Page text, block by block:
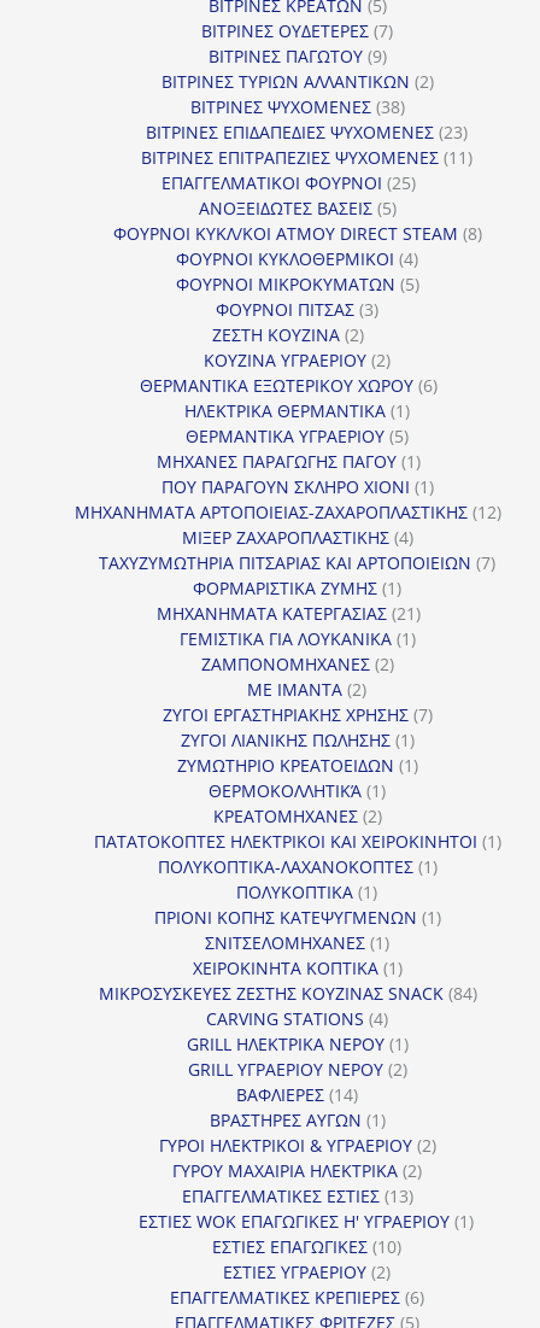
ΒΙΤΡΙΝΕΣ ΚΡΕΑΤΩΝ 5
προϊόντα
ΒΙΤΡΙΝΕΣ ΟΥΔΕΤΕΡΕΣ 77
ΒΙΤΡΙΝΕΣ ΠΑΓΩΤΟΥ 99
προϊόντα
ΒΙΤΡΙΝΕΣ ΤΥΡΙΩΝ ΑΛΛΑΝΤΙΚΩΝ 22
ΒΙΤΡΙΝΕΣ ΨΥΧΟΜΕΝΕΣ 3838
προϊόντα
ΒΙΤΡΙΝΕΣ ΕΠΙΔΑΠΕΔΙΕΣ ΨΥΧΟΜΕΝΕΣ 2323
προϊόντα
ΒΙΤΡΙΝΕΣ ΕΠΙΤΡΑΠΕΖΙΕΣ ΨΥΧΟΜΕΝΕΣ 1111
ΕΠΑΓΓΕΛΜΑΤΙΚΟΙ ΦΟΥΡΝΟΙ 2525
ΑΝΟΞΕΙΔΩΤΕΣ ΒΑΣΕΙΣ 55
προϊόντα
ΦΟΥΡΝΟΙ ΚΥΚΛ/ΚΟΙ ΑΤΜΟΥ DIRECT STEAM 88
ΦΟΥΡΝΟΙ ΚΥΚΛΟΘΕΡΜΙΚΟΙ 44
προϊόντα
ΦΟΥΡΝΟΙ ΜΙΚΡΟΚΥΜΑΤΩΝ 55
ΦΟΥΡΝΟΙ ΠΙΤΣΑΣ 33
ΖΕΣΤΗ ΚΟΥΖΙΝΑ 22
προϊόντα
ΚΟΥΖΙΝΑ ΥΓΡΑΕΡΙΟΥ 22
προϊόντα
ΘΕΡΜΑΝΤΙΚΑ ΕΞΩΤΕΡΙΚΟΥ ΧΩΡΟΥ 66
ΗΛΕΚΤΡΙΚΑ ΘΕΡΜΑΝΤΙΚΑ 11
προϊόν
ΘΕΡΜΑΝΤΙΚΑ ΥΓΡΑΕΡΙΟΥ 55
προϊόντα
ΜΗΧΑΝΕΣ ΠΑΡΑΓΩΓΗΣ ΠΑΓΟΥ 11
προϊόν
ΠΟΥ ΠΑΡΑΓΟΥΝ ΣΚΛΗΡΟ ΧΙΟΝΙ 11
προϊόν
ΜΗΧΑΝΗΜΑΤΑ ΑΡΤΟΠΟΙΕΙΑΣ-ΖΑΧΑΡΟΠΛΑΣΤΙΚΗΣ 1212
ΜΙΞΕΡ ΖΑΧΑΡΟΠΛΑΣΤΙΚΗΣ 44
προϊόντα
ΤΑΧΥΖΥΜΩΤΗΡΙΑ ΠΙΤΣΑΡΙΑΣ ΚΑΙ ΑΡΤΟΠΟΙΕΙΩΝ 77
ΦΟΡΜΑΡΙΣΤΙΚΑ ΖΥΜΗΣ 11
προϊόν
ΜΗΧΑΝΗΜΑΤΑ ΚΑΤΕΡΓΑΣΙΑΣ 2121
προϊόντα
ΓΕΜΙΣΤΙΚΑ ΓΙΑ ΛΟΥΚΑΝΙΚΑ 11
ΖΑΜΠΟΝΟΜΗΧΑΝΕΣ 22
ΜΕ ΙΜΑΝΤΑ 22
προϊόντα
ΖΥΓΟΙ ΕΡΓΑΣΤΗΡΙΑΚΗΣ ΧΡΗΣΗΣ 77
ΖΥΓΟΙ ΛΙΑΝΙΚΗΣ ΠΩΛΗΣΗΣ 11
προϊόν
ΖΥΜΩΤΗΡΙΟ ΚΡΕΑΤΟΕΙΔΩΝ 11
ΘΕΡΜΟΚΟΛΛΗΤΙΚΆ 11
προϊόν
ΚΡΕΑΤΟΜΗΧΑΝΕΣ 22
προϊόντα
ΠΑΤΑΤΟΚΟΠΤΕΣ ΗΛΕΚΤΡΙΚΟΙ ΚΑΙ ΧΕΙΡΟΚΙΝΗΤΟΙ 11
ΠΟΛΥΚΟΠΤΙΚΑ-ΛΑΧΑΝΟΚΟΠΤΕΣ 11
ΠΟΛΥΚΟΠΤΙΚΑ 11
προϊόν
ΠΡΙΟΝΙ ΚΟΠΗΣ ΚΑΤΕΨΥΓΜΕΝΩΝ 11
ΣΝΙΤΣΕΛΟΜΗΧΑΝΕΣ 11
προϊόν
ΧΕΙΡΟΚΙΝΗΤΑ ΚΟΠΤΙΚΑ 11
προϊόν
ΜΙΚΡΟΣΥΣΚΕΥΕΣ ΖΕΣΤΗΣ ΚΟΥΖΙΝΑΣ SNACK 8484
CARVING STATIONS 44
προϊόντα
GRILL ΗΛΕΚΤΡΙΚΑ ΝΕΡΟΥ 11
προϊόν
GRILL ΥΓΡΑΕΡΙΟΥ ΝΕΡΟΥ 22
ΒΑΦΛΙΕΡΕΣ 1414
προϊόντα
ΒΡΑΣΤΗΡΕΣ ΑΥΓΩΝ 11
προϊόν
ΓΥΡΟΙ ΗΛΕΚΤΡΙΚΟΙ & ΥΓΡΑΕΡΙΟΥ 22
ΓΥΡΟΥ ΜΑΧΑΙΡΙΑ ΗΛΕΚΤΡΙΚΑ 22
ΕΠΑΓΓΕΛΜΑΤΙΚΕΣ ΕΣΤΙΕΣ 1313
προϊόντα
ΕΣΤΙΕΣ WOK ΕΠΑΓΩΓΙΚΕΣ Η' ΥΓΡΑΕΡΙΟΥ 11
ΕΣΤΙΕΣ ΕΠΑΓΩΓΙΚΕΣ 1010
ΕΣΤΙΕΣ ΥΓΡΑΕΡΙΟΥ 22
προϊόντα
ΕΠΑΓΓΕΛΜΑΤΙΚΕΣ ΚΡΕΠΙΕΡΕΣ 66
προϊόντα
ΕΠΑΓΓΕΛΜΑΤΙΚΕΣ ΦΡΙΤΕΖΕΣ 55